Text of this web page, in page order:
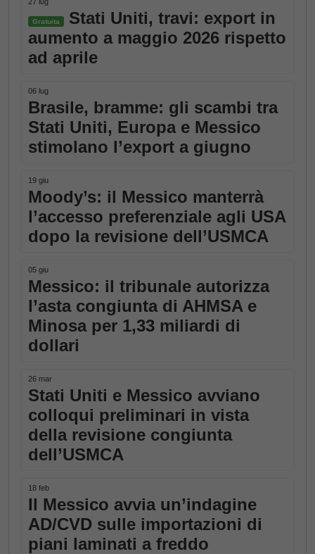
Gratuita
Stati Uniti, travi: export in
aumento a maggio 2026 rispetto
ad aprile
06 lug
Brasile, bramme: gli scambi tra
Stati Uniti, Europa e Messico
stimolano l’export a giugno
19 giu
Moody’s: il Messico manterrà
l’accesso preferenziale agli USA
dopo la revisione dell’USMCA
05 giu
Messico: il tribunale autorizza
l’asta congiunta di AHMSA e
Minosa per 1,33 miliardi di
dollari
26 mar
Stati Uniti e Messico avviano
colloqui preliminari in vista
della revisione congiunta
dell’USMCA
18 feb
Il Messico avvia un’indagine
AD/CVD sulle importazioni di
piani laminati a freddo